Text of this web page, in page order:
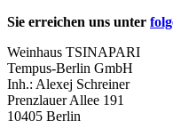
Sie erreichen uns unter
Weinhaus TSINAPARI
Tempus-Berlin GmbH
Inh.: Alexej Schreiner
Prenzlauer Allee 191
10405 Berlin